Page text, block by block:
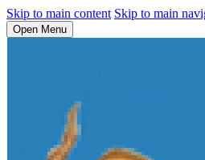
Skip to main content Skip to main
Open Menu